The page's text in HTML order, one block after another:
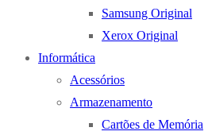
Samsung Original
Xerox Original
Informática
Acessórios
Armazenamento
Cartões de Memória